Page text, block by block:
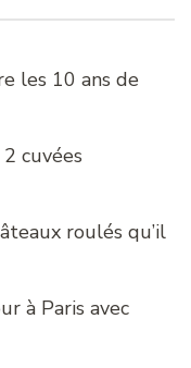
les 10 ans de
cuvées
roulés qu’il
à Paris avec